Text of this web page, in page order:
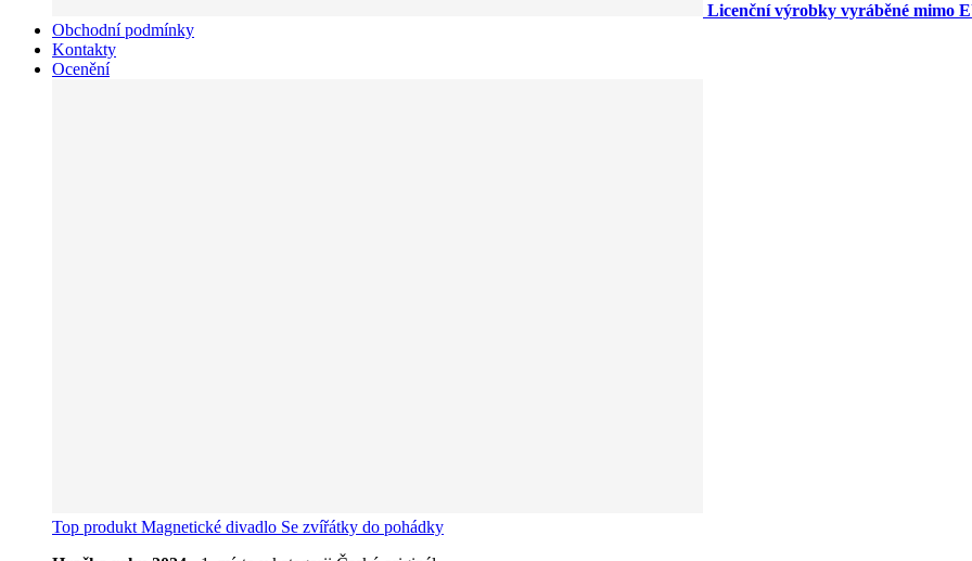
Licenční výrobky vyráběné mimo
Obchodní podmínky
Kontakty
Ocenění
Top produkt Magnetické divadlo Se zvířátky do pohádky